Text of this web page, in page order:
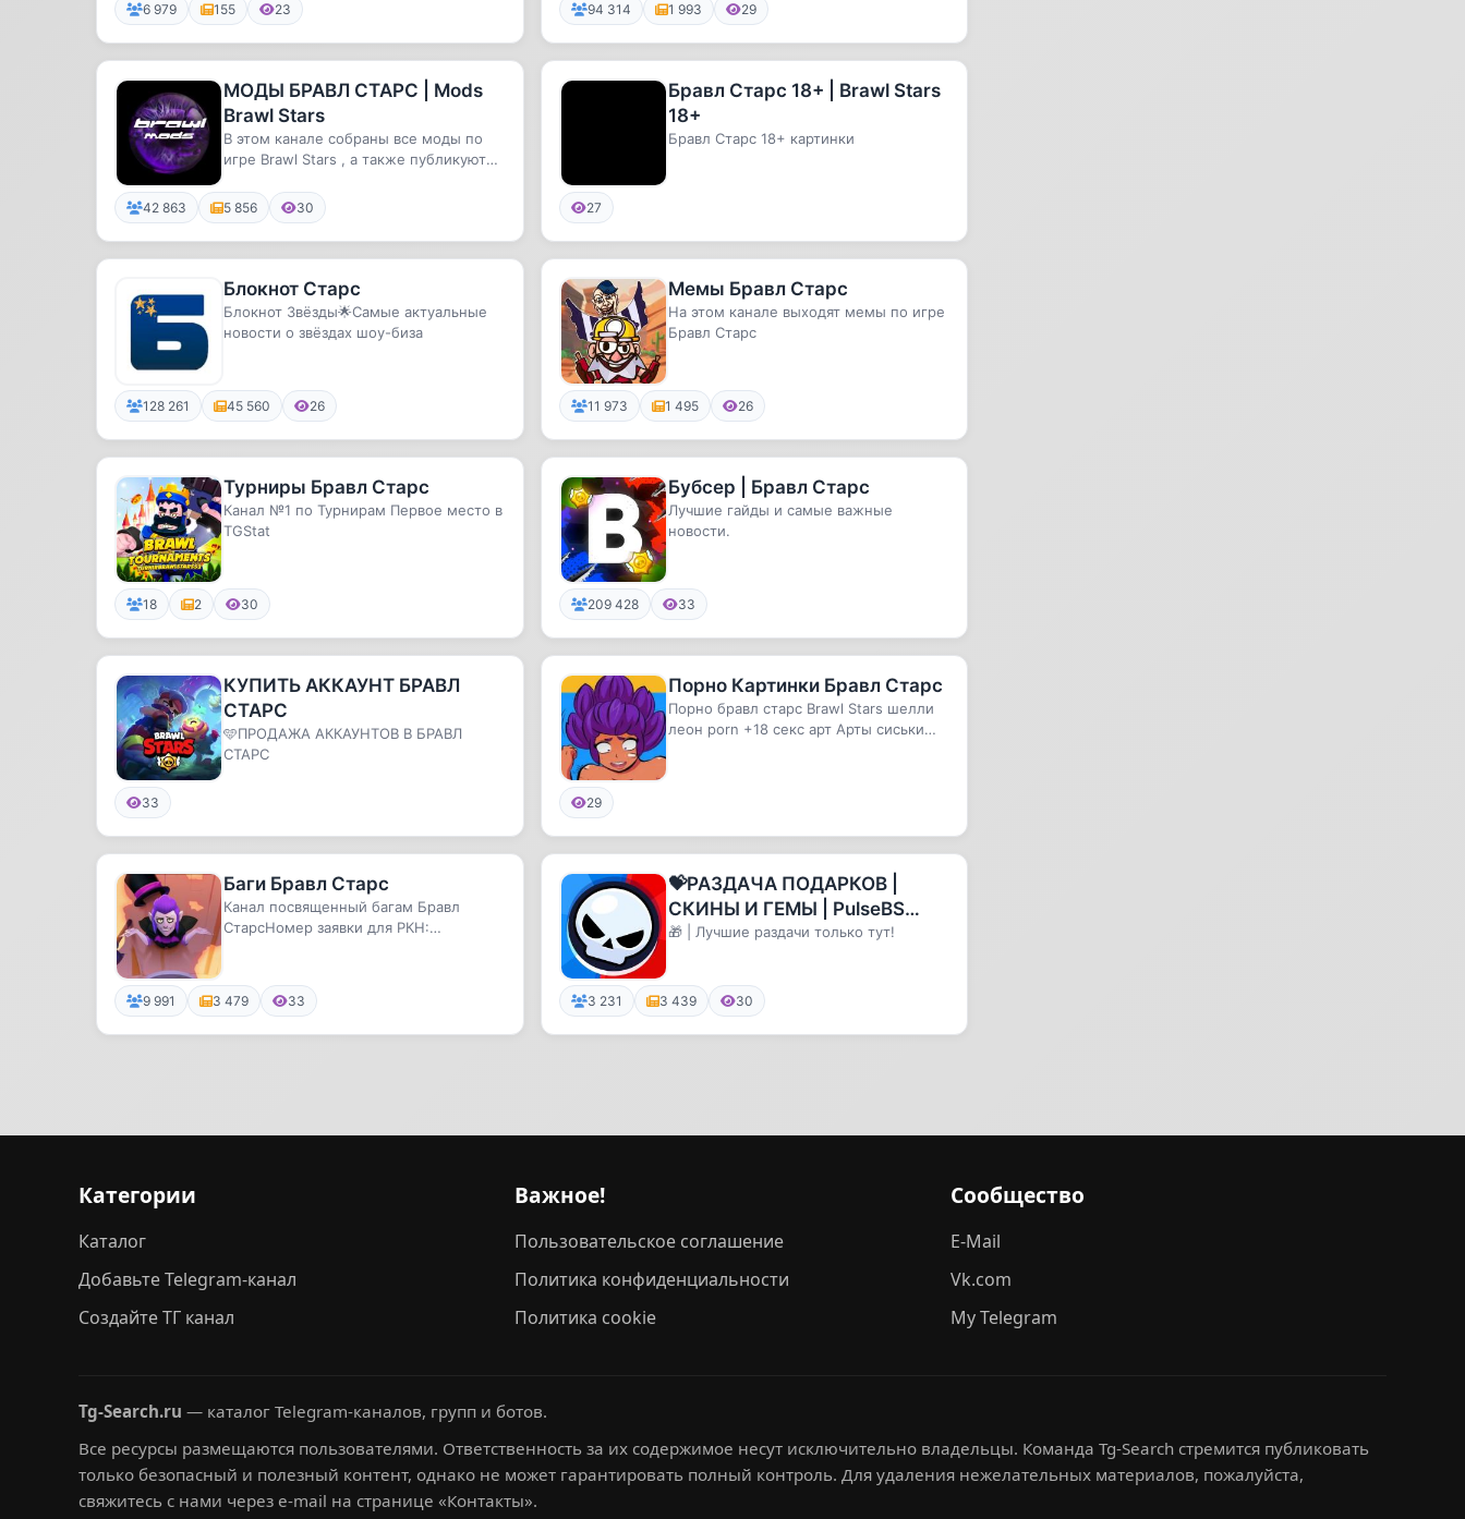
6 979 155 23 94 314 1 993 29
МОДЫ БРАВЛ СТАРС | Mods
Brawl Stars
В этом канале собраны все моды по
игре Brawl Stars , а также публикуются
42 863 5 856 30
Бравл Старс 18+ | Brawl Stars
18+
Бравл Старс 18+ картинки
27
Блокнот Старс
Блокнот Звёзды🌟Самые актуальные
новости о звёздах шоу-биза
128 261 45 560 26
Мемы Бравл Старс
На этом канале выходят мемы по игре
Бравл Старс
11 973 1 495 26
Турниры Бравл Старс
Канал №1 по Турнирам Первое место в
TGStat
18 2 30
Бубсер | Бравл Старс
Лучшие гайды и самые важные
новости.
209 428 33
КУПИТЬ АККАУНТ БРАВЛ
СТАРС
🩵ПРОДАЖА АККАУНТОВ В БРАВЛ
СТАРС
33
Порно Картинки Бравл Старс
Порно бравл старс Brawl Stars шелли
леон porn +18 секс арт Арты сиськи
29
Баги Бравл Старс
Канал посвященный багам Бравл
СтарсНомер заявки для РКН:
9 991 3 479 33
💝РАЗДАЧА ПОДАРКОВ |
СКИНЫ И ГЕМЫ | PulseBS
NovaBS | БРАВЛ СТАРС 🚀
🎁 | Лучшие раздачи только тут!
3 231 3 439 30
Категории
Каталог
Добавьте Telegram-канал
Создайте ТГ канал
Важное!
Пользовательское соглашение
Политика конфиденциальности
Политика cookie
Сообщество
E-Mail
Vk.com
My Telegram
Tg-Search.ru — каталог Telegram-каналов, групп и ботов.
Все ресурсы размещаются пользователями. Ответственность за их содержимое несут исключительно владельцы. Команда Tg-Search стремится публиковать
только безопасный и полезный контент, однако не может гарантировать полный контроль. Для удаления нежелательных материалов, пожалуйста,
свяжитесь с нами через e-mail на странице «Контакты».